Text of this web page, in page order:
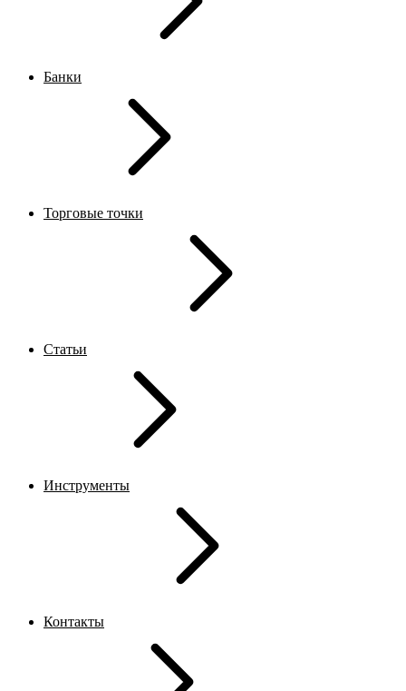
Банки
Торговые точки
Статьи
Инструменты
Контакты